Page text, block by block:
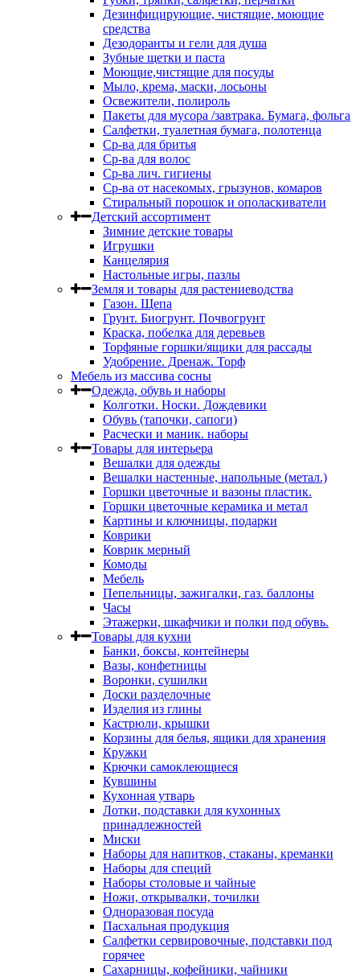
Дезинфицирующие, чистящие, моющие
средства
Дезодоранты и гели для душа
Зубные щетки и паста
Моющие,чистящие для посуды
Мыло, крема, маски, лосьоны
Освежители, полироль
Пакеты для мусора /завтрака. Бумага, фольга
Салфетки, туалетная бумага, полотенца
Ср-ва для бритья
Ср-ва для волос
Ср-ва лич. гигиены
Ср-ва от насекомых, грызунов, комаров
Стиральный порошок и ополаскиватели
Детский ассортимент
Зимние детские товары
Игрушки
Канцелярия
Настольные игры, пазлы
Земля и товары для растениеводства
Газон. Щепа
Грунт. Биогрунт. Почвогрунт
Краска, побелка для деревьев
Торфяные горшки/ящики для рассады
Удобрение. Дренаж. Торф
Мебель из массива сосны
Одежда, обувь и наборы
Колготки. Носки. Дождевики
Обувь (тапочки, сапоги)
Расчески и маник. наборы
Товары для интерьера
Вешалки для одежды
Вешалки настенные, напольные (метал.)
Горшки цветочные и вазоны пластик.
Горшки цветочные керамика и метал
Картины и ключницы, подарки
Коврики
Коврик мерный
Комоды
Мебель
Пепельницы, зажигалки, газ. баллоны
Часы
Этажерки, шкафчики и полки под обувь.
Товары для кухни
Банки, боксы, контейнеры
Вазы, конфетницы
Воронки, сушилки
Доски разделочные
Изделия из глины
Кастрюли, крышки
Корзины для белья, ящики для хранения
Кружки
Крючки самоклеющиеся
Кувшины
Кухонная утварь
Лотки, подставки для кухонных
принадлежностей
Миски
Наборы для напитков, стаканы, креманки
Наборы для специй
Наборы столовые и чайные
Ножи, открывалки, точилки
Одноразовая посуда
Пасхальная продукция
Салфетки сервировочные, подставки под
горячее
Сахарницы, кофейники, чайники